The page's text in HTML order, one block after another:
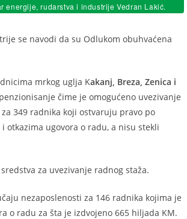
energije, rudarstva i industrije Vedran Lakić.
se navodi da su Odlukom obuhvaćena
mrkog uglja Kakanj, Breza, Zenica i
čime je omogućeno uvezivanje
349 radnika koji ostvaruju pravo po
otkazima ugovora o radu, a nisu stekli
za uvezivanje radnog staža.
nezaposlenosti za 146 radnika kojima je
o radu za šta je izdvojeno 665 hiljada KM.